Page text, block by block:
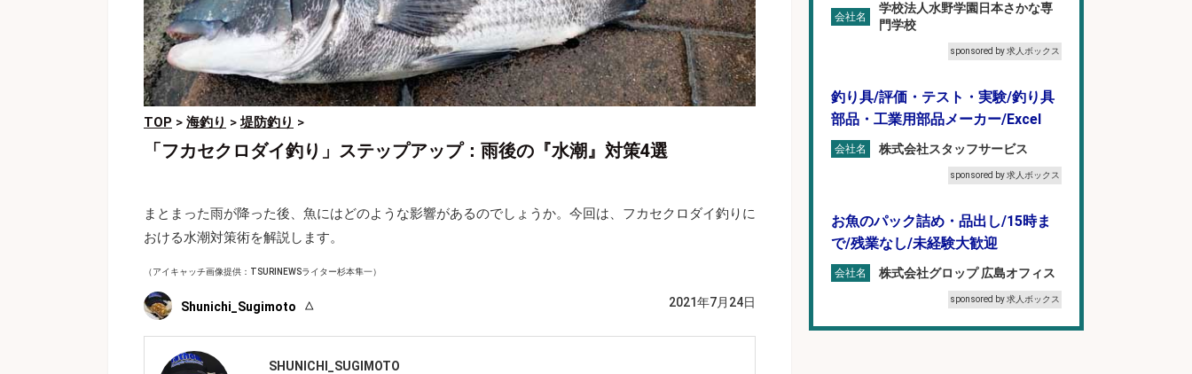
TOP > 海釣り >堤防釣り >
「フカセクロダイ釣り」ステップアップ：雨後の『水潮』対策4選
まとまった雨が降った後、魚にはどのような影響があるのでしょうか。今回は、フカセクロダイ釣りに
おける水潮対策術を解説します。
（アイキャッチ画像提供：TSURINEWSライター杉本隼一）
Shunichi_Sugimoto 2021年7月24日
SHUNICHI_SUGIMOTO
会社名
学校法人水野学園日本さかな専
門学校
sponsored by 求人ボックス
釣り具/評価・テスト・実験/釣り具
部品・工業用部品メーカー/Excel
会社名 株式会社スタッフサービス
sponsored by 求人ボックス
お魚のパック詰め・品出し/15時ま
で/残業なし/未経験大歓迎
会社名 株式会社グロップ 広島オフィス
sponsored by 求人ボックス